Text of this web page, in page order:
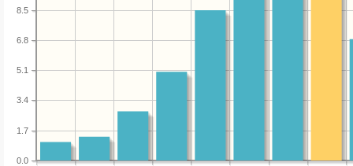
0.0
1.7
3.4
5.1
6.8
8.5